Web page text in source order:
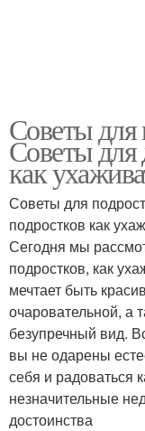
Советы для
Советы для
как
Советы для
подростков как
Сегодня мы
подростков, как
мечтает быть
очаровательной, а
безупречный вид.
вы не одарены
себя и радоваться
незначительные
достоинства